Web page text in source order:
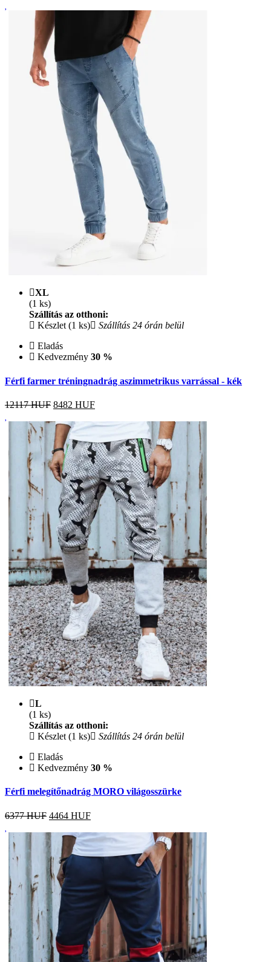
XL
(1 ks)
Szállítás az otthoni:
Készlet (1 ks)
Szállítás 24 órán belül
Eladás
Kedvezmény 30 %
Férfi farmer tréningnadrág aszimmetrikus varrással - kék
12117 HUF 8482 HUF
L
(1 ks)
Szállítás az otthoni:
Készlet (1 ks)
Szállítás 24 órán belül
Eladás
Kedvezmény 30 %
Férfi melegítőnadrág MORO világosszürke
6377 HUF 4464 HUF